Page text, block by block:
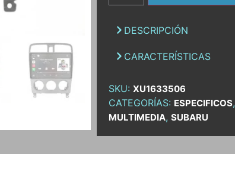
DESCRIPCIÓN
CARACTERÍSTICAS
SKU: XU1633506
CATEGORÍAS: ESPECIFICOS,
MULTIMEDIA, SUBARU